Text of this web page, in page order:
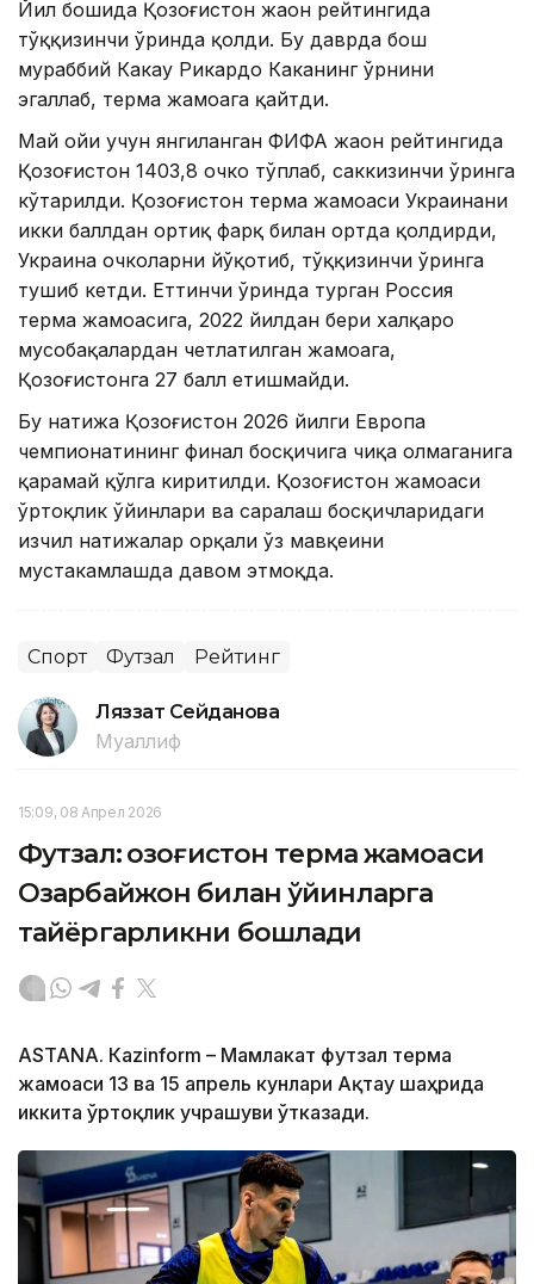
Йил бошида Қозоғистон жаҳон рейтингида
тўққизинчи ўринда қолди. Бу даврда бош
мураббий Какау Рикардо Каканинг ўрнини
эгаллаб, терма жамоага қайтди.
Май ойи учун янгиланган ФИФА жаҳон рейтингида
Қозоғистон 1403,8 очко тўплаб, саккизинчи ўринга
кўтарилди. Қозоғистон терма жамоаси Украинани
икки баллдан ортиқ фарқ билан ортда қолдирди,
Украина очколарни йўқотиб, тўққизинчи ўринга
тушиб кетди. Еттинчи ўринда турган Россия
терма жамоасига, 2022 йилдан бери халқаро
мусобақалардан четлатилган жамоага,
Қозоғистонга 27 балл етишмайди.
Бу натижа Қозоғистон 2026 йилги Европа
чемпионатининг финал босқичига чиқа олмаганига
қарамай қўлга киритилди. Қозоғистон жамоаси
ўртоқлик ўйинлари ва саралаш босқичларидаги
изчил натижалар орқали ўз мавқеини
мустаҳкамлашда давом этмоқда.
Спорт Футзал Рейтинг
Ляззат Сейданова
Муаллиф
15:09, 08 Апрел 2026
Футзал: Қозоғистон терма жамоаси
Озарбайжон билан ўйинларга
тайёргарликни бошлади
ASTANА. Кazinform – Мамлакат футзал терма
жамоаси 13 ва 15 апрель кунлари Ақтау шаҳрида
иккита ўртоқлик учрашуви ўтказади.